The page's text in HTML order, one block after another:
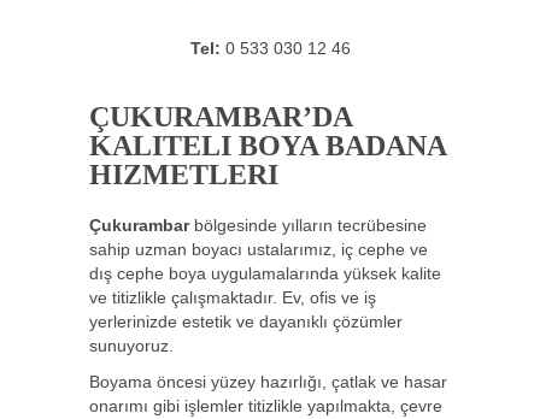
Tel: 0 533 030 12 46
ÇUKURAMBAR’DA
KALITELI BOYA BADANA
HIZMETLERI
Çukurambarbölgesinde yılların tecrübesine
sahip uzman boyacı ustalarımız, iç cephe ve
dış cephe boya uygulamalarında yüksek kalite
ve titizlikle çalışmaktadır. Ev, ofis ve iş
yerlerinizde estetik ve dayanıklı çözümler
sunuyoruz.
Boyama öncesi yüzey hazırlığı, çatlak ve hasar
onarımı gibi işlemler titizlikle yapılmakta, çevre